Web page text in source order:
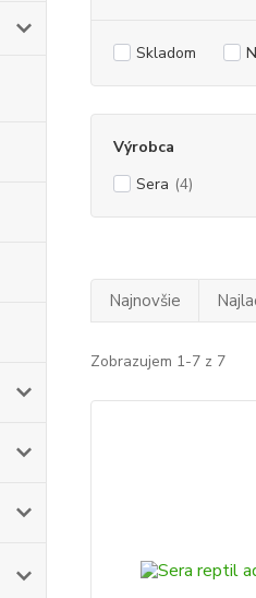
Skladom
Výrobca
Sera (4)
Najnovšie
Zobrazujem 1-7 z 7